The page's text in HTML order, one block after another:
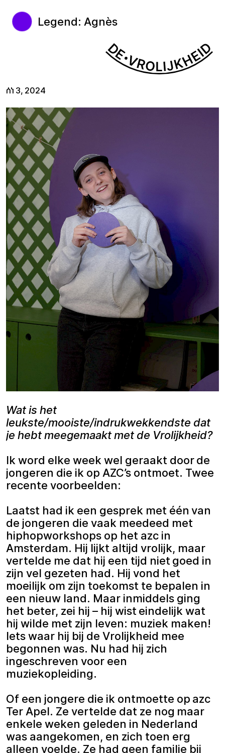
Legend: Agnès
ሰነ 3, 2024
Wat is het
leukste/mooiste/indrukwekkendste dat
je hebt meegemaakt met de Vrolijkheid?
Ik word elke week wel geraakt door de
jongeren die ik op AZC’s ontmoet. Twee
recente voorbeelden:
Laatst had ik een gesprek met één van
de jongeren die vaak meedeed met
hiphopworkshops op het azc in
Amsterdam. Hij lijkt altijd vrolijk, maar
vertelde me dat hij een tijd niet goed in
zijn vel gezeten had. Hij vond het
moeilijk om zijn toekomst te bepalen in
een nieuw land. Maar inmiddels ging
het beter, zei hij – hij wist eindelijk wat
hij wilde met zijn leven: muziek maken!
Iets waar hij bij de Vrolijkheid mee
begonnen was. Nu had hij zich
ingeschreven voor een
muziekopleiding.
Of een jongere die ik ontmoette op azc
Ter Apel. Ze vertelde dat ze nog maar
enkele weken geleden in Nederland
was aangekomen, en zich toen erg
alleen voelde. Ze had geen familie bij